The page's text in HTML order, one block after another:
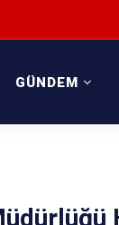
GÜNDEM